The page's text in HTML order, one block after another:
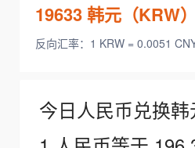
19633韩元（KRW）
反向汇率：1 KRW = 0.0051
今日人民币兑换韩